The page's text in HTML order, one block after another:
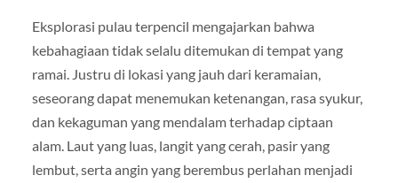
Eksplorasi pulau terpencil mengajarkan bahwa
kebahagiaan tidak selalu ditemukan di tempat yang
ramai. Justru di lokasi yang jauh dari keramaian,
seseorang dapat menemukan ketenangan, rasa syukur,
dan kekaguman yang mendalam terhadap ciptaan
alam. Laut yang luas, langit yang cerah, pasir yang
lembut, serta angin yang berembus perlahan menjadi